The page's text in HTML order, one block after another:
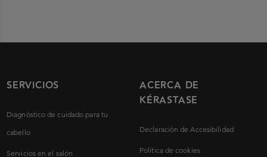
SERVICIOS
Diagnóstico de cuidado para tu
cabello
Servicios en el salón
ACERCA DE
KÉRASTASE
Declaración de Accesibilidad
Politica de cookies